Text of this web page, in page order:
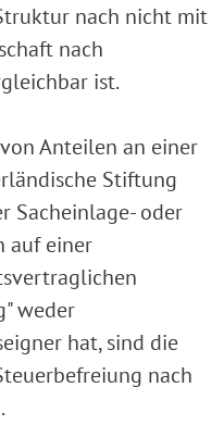
nach nicht mit
nach
ist.
Anteilen an einer
Stiftung
Sacheinlage- oder
auf einer
weder
hat, sind die
nach